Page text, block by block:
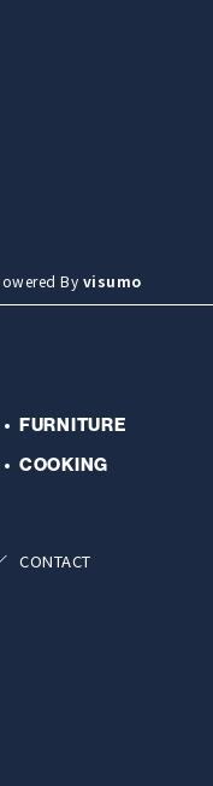
By visumo
FURNITURE
COOKING
CONTACT